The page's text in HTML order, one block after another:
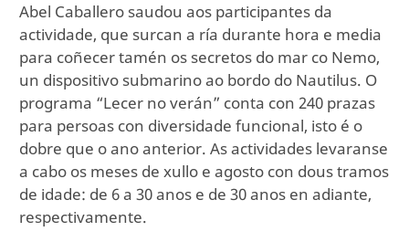
Abel Caballero saudou aos participantes da
actividade, que surcan a ría durante hora e media
para coñecer tamén os secretos do mar co Nemo,
un dispositivo submarino ao bordo do Nautilus. O
programa “Lecer no verán” conta con 240 prazas
para persoas con diversidade funcional, isto é o
dobre que o ano anterior. As actividades levaranse
a cabo os meses de xullo e agosto con dous tramos
de idade: de 6 a 30 anos e de 30 anos en adiante,
respectivamente.